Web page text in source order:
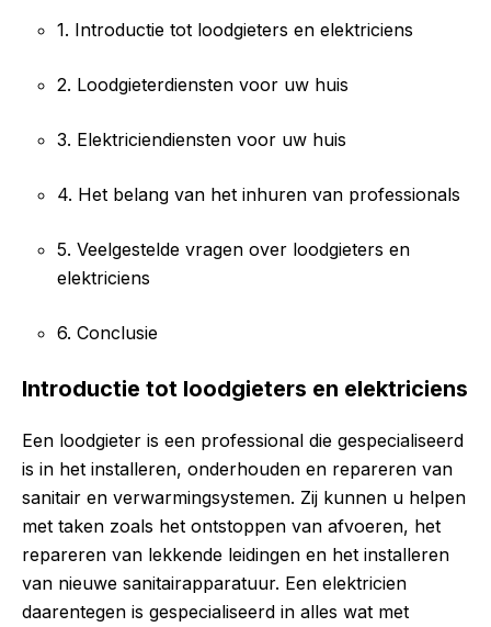
1. Introductie tot loodgieters en elektriciens
2. Loodgieterdiensten voor uw huis
3. Elektriciendiensten voor uw huis
4. Het belang van het inhuren van professionals
5. Veelgestelde vragen over loodgieters en
elektriciens
6. Conclusie
Introductie tot loodgieters en elektriciens
Een loodgieter is een professional die gespecialiseerd
is in het installeren, onderhouden en repareren van
sanitair en verwarmingsystemen. Zij kunnen u helpen
met taken zoals het ontstoppen van afvoeren, het
repareren van lekkende leidingen en het installeren
van nieuwe sanitairapparatuur. Een elektricien
daarentegen is gespecialiseerd in alles wat met